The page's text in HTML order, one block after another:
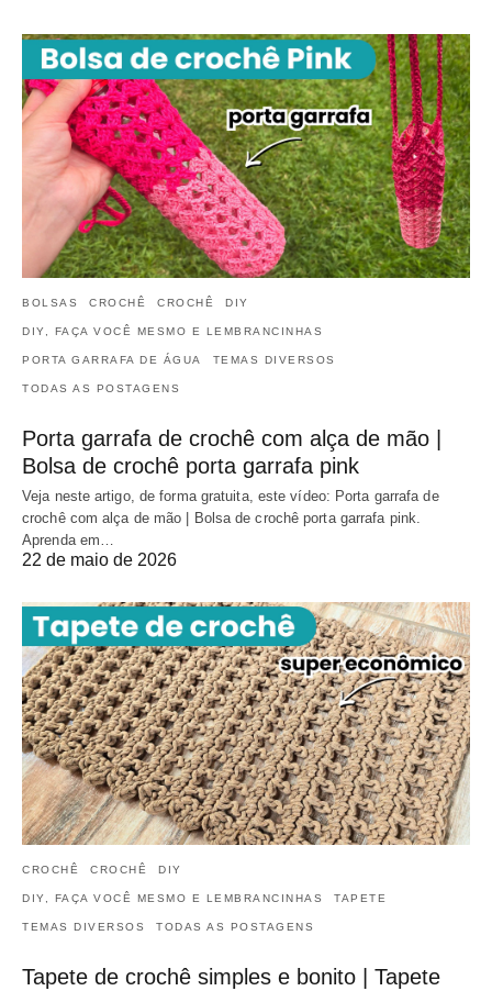
BOLSAS CROCHÊ CROCHÊ DIY
DIY, FAÇA VOCÊ MESMO E LEMBRANCINHAS
PORTA GARRAFA DE ÁGUA TEMAS DIVERSOS
TODAS AS POSTAGENS
Porta garrafa de crochê com alça de mão |
Bolsa de crochê porta garrafa pink
Veja neste artigo, de forma gratuita, este vídeo: Porta garrafa de
crochê com alça de mão | Bolsa de crochê porta garrafa pink.
Aprenda em…
22 de maio de 2026
CROCHÊ CROCHÊ DIY
DIY, FAÇA VOCÊ MESMO E LEMBRANCINHAS TAPETE
TEMAS DIVERSOS TODAS AS POSTAGENS
Tapete de crochê simples e bonito | Tapete